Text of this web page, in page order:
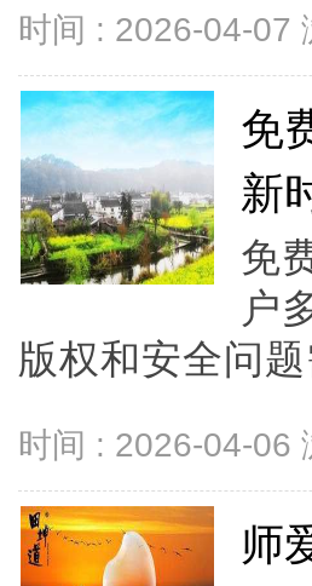
时间 : 2026-04-07
免
新
免
户
版权和安全问
时间 : 2026-04-06
师